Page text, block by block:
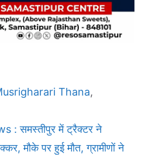
Thana,
: समस्तीपुर में ट्रैक्टर ने
मौके पर हुई मौत, ग्रामीणों ने